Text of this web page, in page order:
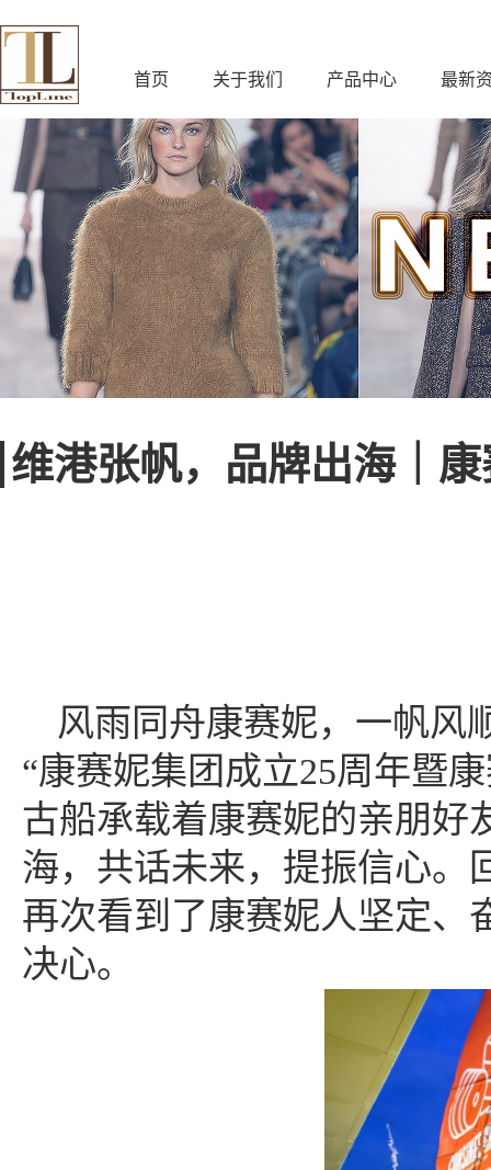
首页 关于我们 产品中心 最新
维港张帆，品牌出海｜
风雨同舟康赛妮，一帆风
“康赛妮集团成立25周年暨
古船承载着康赛妮的亲朋好
海，共话未来，提振信心。
再次看到了康赛妮人坚定、
决心。